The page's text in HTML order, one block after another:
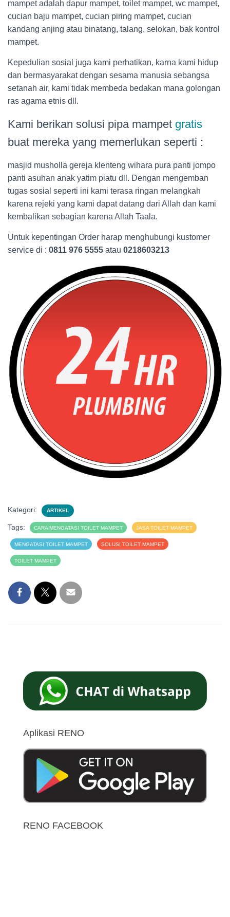
mampet adalah dapur mampet, toilet mampet, wc mampet,
cucian baju mampet, cucian piring mampet, cucian
kandang anjing atau binatang, talang, selokan, bak kontrol
mampet.
Kepedulian sosial juga kami perhatikan, karna kami hidup
dan bermasyarakat dengan sesama manusia sebangsa
setanah air, kami tidak membeda bedakan mana golongan
ras agama etnis dll.
Kami berikan solusi pipa mampet gratis
buat mereka yang memerlukan seperti :
masjid musholla gereja klenteng wihara pura panti jompo
panti asuhan anak yatim piatu dll. Dengan mengemban
tugas sosial seperti ini kami terasa ringan melangkah
karena rejeki yang kami dapat datang dari Allah dan kami
kembalikan sebagian karena Allah Taala.
Untuk kepentingan Order harap menghubungi kustomer
service di : 0811 976 5555 atau 0218603213
Kategori: ARTIKEL
Tags: CARA MENGATASI TOILET MAMPET JASA TOILET MAMPET
MENGATASI TOILET MAMPET SOLUSI TOILET MAMPET
TOILET MAMPET
Aplikasi RENO
RENO FACEBOOK